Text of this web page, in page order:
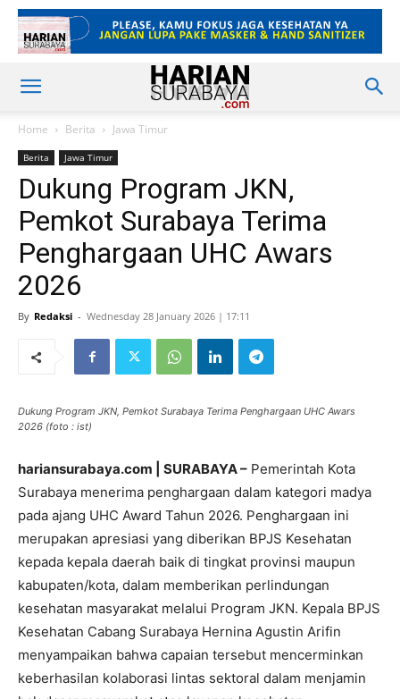
Home Berita Jawa Timur
Berita Jawa Timur
Dukung Program JKN,
Pemkot Surabaya Terima
Penghargaan UHC Awars
2026
By Redaksi - Wednesday 28 January 2026 | 17:11
Dukung Program JKN, Pemkot Surabaya Terima Penghargaan UHC Awars
2026 (foto : ist)
hariansurabaya.com | SURABAYA – Pemerintah Kota
Surabaya menerima penghargaan dalam kategori madya
pada ajang UHC Award Tahun 2026. Penghargaan ini
merupakan apresiasi yang diberikan BPJS Kesehatan
kepada kepala daerah baik di tingkat provinsi maupun
kabupaten/kota, dalam memberikan perlindungan
kesehatan masyarakat melalui Program JKN. Kepala BPJS
Kesehatan Cabang Surabaya Hernina Agustin Arifin
menyampaikan bahwa capaian tersebut mencerminkan
keberhasilan kolaborasi lintas sektoral dalam menjamin